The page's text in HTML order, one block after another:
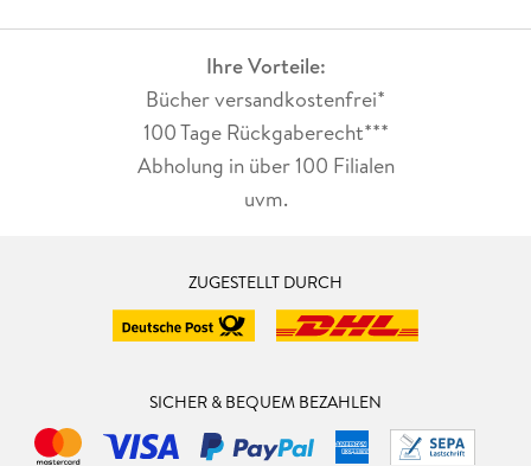
Ihre Vorteile:
Bücher versandkostenfrei*
100 Tage Rückgaberecht***
Abholung in über 100 Filialen
uvm.
ZUGESTELLT DURCH
SICHER & BEQUEM BEZAHLEN